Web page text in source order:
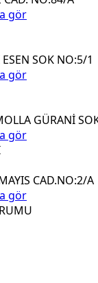
gör
SOK NO:5/1
gör
GÜRANİ
gör
CAD.NO:2/A
gör